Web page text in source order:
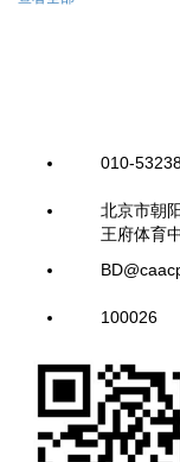
010-
北京市朝
王府体育
100026